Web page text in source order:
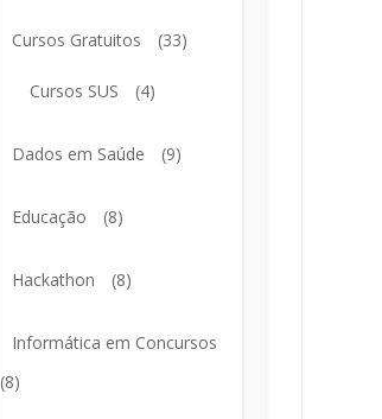
Cursos Gratuitos (33)
Cursos SUS (4)
Dados em Saúde (9)
Educação (8)
Hackathon (8)
Informática em Concursos
(8)